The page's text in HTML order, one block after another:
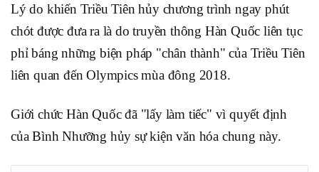
Lý do khiến Triều Tiên hủy chương trình ngay phút
chót được đưa ra là do truyền thông Hàn Quốc liên tục
phỉ báng những biện pháp "chân thành" của Triều Tiên
liên quan đến Olympics mùa đông 2018.
Giới chức Hàn Quốc đã "lấy làm tiếc" vì quyết định
của Bình Nhưỡng hủy sự kiện văn hóa chung này.